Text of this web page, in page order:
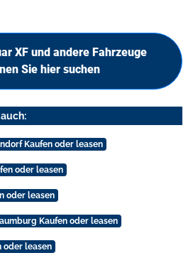
XF und andere Fahrzeuge
Sie hier suchen
Kaufen oder leasen
oder leasen
oder leasen
Kaufen oder leasen
oder leasen